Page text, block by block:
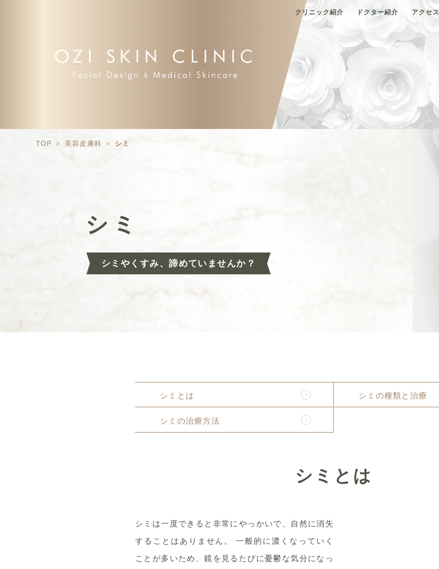
クリニック紹介 ドクター紹介 アクセス
TOP 美容皮膚科 シミ
シミ
シミやくすみ、諦めていませんか？
シミとは シミの種類と治療
シミの治療方法
シミとは
シミは一度できると非常にやっかいで、自然に消失
することはありません。 一般的に濃くなっていく
ことが多いため、鏡を見るたびに憂鬱な気分になっ